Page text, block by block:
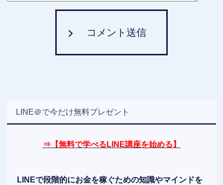
コメント送信
LINE＠で今だけ無料プレゼント
⇒【無料で学べるLINE講座を始める】
LINEで段階的にお金を稼ぐための知識やマインドを